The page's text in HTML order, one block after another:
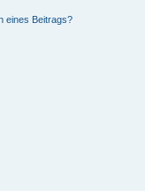
eines Beitrags?